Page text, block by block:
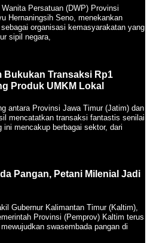
Persatuan (DWP) Provinsi
Hernaningsih Seno, menekankan
organisasi kemasyarakatan yang
sipil negara,
Bukukan Transaksi Rp1
Produk UMKM Lokal
antara Provinsi Jawa Timur (Jatim) dan
mencatatkan transaksi fantastis senilai
mencakup berbagai sektor, dari
Pangan, Petani Milenial Jadi
Gubernur Kalimantan Timur (Kaltim),
Provinsi (Pemprov) Kaltim terus
swasembada pangan di